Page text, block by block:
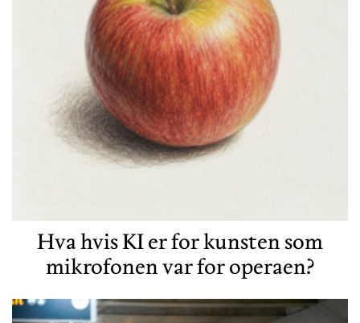
Hva hvis KI er for kunsten som
mikrofonen var for operaen?